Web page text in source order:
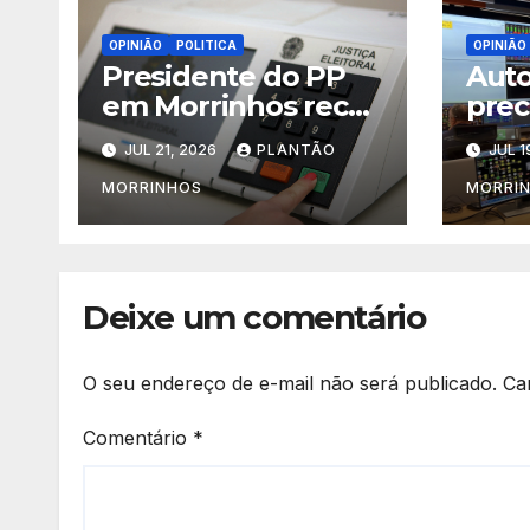
OPINIÃO POLITICA
Presidente do PP
em Morrinhos recua
de apoio a Magal e
declara aliança com
Terezinha Amaral
JUL 21, 2026 PLANTÃO
MORRINHOS
OPINIÃO
JUL
Deixe um comentário
O seu endereço de e-mail não será publicado.
Comentário *